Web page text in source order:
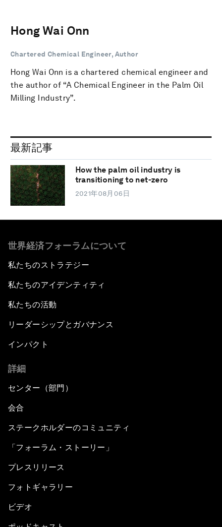
Hong Wai Onn
Chartered Chemical Engineer, Author
Hong Wai Onn is a chartered chemical engineer and
the author of “A Chemical Engineer in the Palm Oil
Milling Industry”.
最新記事
How the palm oil industry is
transitioning to net-zero
2021年08月06日
世界経済フォーラムについて
私たちのストラテジー
私たちのアイデンティティ
私たちの活動
リーダーシップとガバナンス
インパクト
詳細
センター（部門）
会合
ステークホルダーのコミュニティ
「フォーラム・ストーリー」
プレスリリース
フォトギャラリー
ビデオ